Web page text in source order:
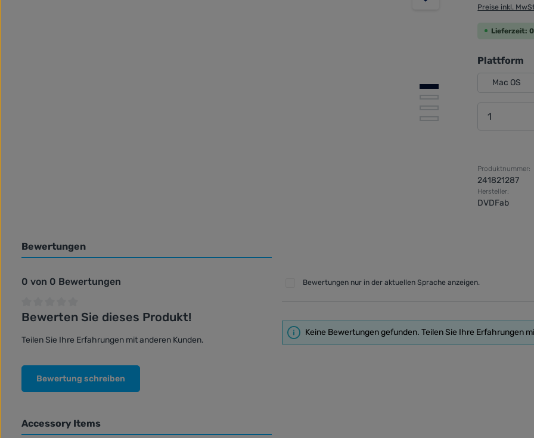
Preise inkl.
Lieferzeit:
Plattform
Mac OS
Produktnummer:
241821287
Hersteller:
DVDFab
Bewertungen
0 von 0 Bewertungen
Durchschnittliche Bewertung von 0 von 5 Sternen
Bewerten Sie dieses Produkt!
Teilen Sie Ihre Erfahrungen mit anderen Kunden.
Bewertung schreiben
Bewertungen nur in der aktuellen Sprache anzeigen.
Keine Bewertungen gefunden. Teilen Sie Ihre Erfahrungen
Accessory Items